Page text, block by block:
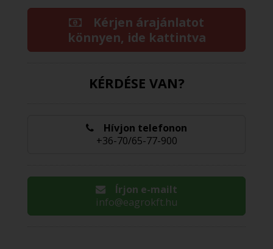
Kérjen árajánlatot
könnyen, ide kattintva
KÉRDÉSE VAN?
Hívjon telefonon
+36-70/65-77-900
Írjon e-mailt
info@eagrokft.hu